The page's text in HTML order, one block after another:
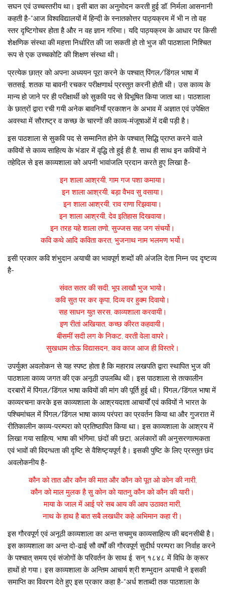
सघन एवं उच्चस्तरीय था। इसी बात का अनुमोदन करती हुई डॉ. निर्मला आसनानी
कहती है-“आज विश्वविद्यालयों में हिन्दी के स्नातकोत्तर पाठ्यक्रम में भी न तो वह
स्तर दृष्टिगोचर होता है और न वह ज्ञान गरिमा। यदि पाठ्यक्रम के आधार पर किसी
शेक्षणिक संस्था की महत्ता निर्धारित की जा सकती हो तो भुज की पाठशाला निश्चित
रूप से एक उच्चकोटि की शिक्षण संस्था थी।
प्रत्येक छात्र को अपना अध्ययन पूरा करने के पश्चात् पिंगल/डिंगल भाषा में
सतसई, शतक या बावनी रचकर परीक्षणार्थ प्रस्तुत करनी होती थी। उस काव्य के
मान्य हो जाने पर ही परीक्षार्थी को सुकवि पद से विभूषित किया जाता था। पाठशाला
के छात्रों द्वारा रची गयी अनेक बावनियाँ प्रकाशन के अभाव में अज्ञात एवं उपेक्षित
अवस्था में सौराष्ट्र व कच्छ के चारणों की काव्य-मंजूषाओं में दबी पड़ी है।
इस पाठशाला से सुकवि पद से सम्मानित होने के पश्चात् सिद्धि प्राप्त करने वाले
कवियों से काव्य साहित्य के भंडार में वृद्धि तो हुई ही है, साथ ही साथ इन कवियों ने
तहेदिल से इस काव्यशाला को अपनी भावांजलि प्रदान करते हुए लिखा है-
इन शाला आश्रयी, गाम गज पशा कमाया।
इन शाला आश्रयी, बड़ा वैभव सु वसाया।
इन शाला आश्रयी, राव राणा रिझवाया।
इन शाला आश्रयी, देव इतिहास दिखवाया।
इन तरह यहे शाला तणो, सुज्जस सह जग संचर्यो।
कवि कथे आदि कविता करत, भुजनाथ नाम भलमण भर्यो।
इसी प्रकार कवि शंभुदान अयाची का भावपूर्ण शब्दों की अंजलि देता निम्न पद दृष्टव्य
है-
संवत सतर की सदी, भूप लाखौ भुज भायो।
कवि सुत पर कर कृपा, दिव्य वर हुक्म दिवायो।
सह साधन युत सरस, काव्यशाला करवायी।
इण रीतां अखियात, कच्छ कीरत कहवायी।
बीसमीं सदी लग के निकट, वरती वेला वापरे।
सुखधाम तोऊ विद्यासदन, कव काज आज ही विस्तरे।
उपर्युक्त अवलोकन से यह स्पष्ट होता है कि महाराव लखपति द्वारा स्थापित भुज की
पाठशाला काव्य जगत की एक अनूठी उपलब्धि थी। इस पाठशाला से तत्कालीन
दरबारों में पिंगल/डिंगल भाषा कवियों की मांग की पूर्ति हुई थी। पिंगल/डिंगल भाषा में
काव्यरचना करके इस काव्यशाला के आश्रयदाता आचार्यों एवं कवियों ने भारत के
पश्चिमांचल में पिंगल/डिंगल भाषा काव्य परंपरा का प्रवर्तन किया था और गुजरात में
रीतिकालीन काव्य-परम्परा को प्रतिष्ठापित किया था। इस काव्यशाला के आश्रय में
लिखा गया साहित्य, भाषा की भंगिमा, छंदों की छटा, अलंकारों की अनुसरणात्मकता
एवं भावों की विदग्धता की दृष्टि से वैशिष्ट्यपूर्ण है। इसकी पुष्टि के लिए प्रस्तुत छंद
अवलोकनीय है-
कौन को तात और कौन की मात और कौन को पूत ओ कोन की नारी,
कौन को माल मुलक है सु कोन को यातनु कौन को कौन की यारी।
माया के जाल में आई परे सब आय की आप उठावत मारी,
नाथ के हाथ है बात सबै लखधीर कहे अभिमान कहा री।
इस गौरवपूर्ण एवं अनूठी काव्यशाला का अन्त सचमुच काव्यसाहित्य की बदनसीबी है।
इस काव्यशाला का अन्त दो-ढाई सौ वर्षों की गौरवपूर्ण सुदीर्घ परम्परा का निर्वाह करने
के पश्चात् समय एवं संजोगों के परिवर्तन के साथ ई. सन् १८४८ में विधि के क्रूर
हाथों हो गया। इस काव्यशाला के अन्तिम आचार्य श्री शम्भुदान अयाची ने इसकी
समाप्ति का विवरण देते हुए इस प्रकार कहा है-“अर्ध शताब्दी तक पाठशाला के